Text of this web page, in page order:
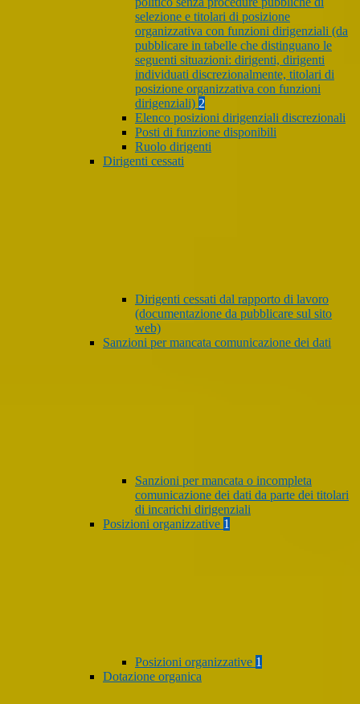
selezione e titolari di posizione
organizzativa con funzioni dirigenziali (da
pubblicare in tabelle che distinguano le
seguenti situazioni: dirigenti, dirigenti
individuati discrezionalmente, titolari di
posizione organizzativa con funzioni
dirigenziali) 2
Elenco posizioni dirigenziali discrezionali
Posti di funzione disponibili
Ruolo dirigenti
Dirigenti cessati
Dirigenti cessati dal rapporto di lavoro
(documentazione da pubblicare sul sito
web)
Sanzioni per mancata comunicazione dei dati
Sanzioni per mancata o incompleta
comunicazione dei dati da parte dei titolari
di incarichi dirigenziali
Posizioni organizzative 1
Posizioni organizzative 1
Dotazione organica